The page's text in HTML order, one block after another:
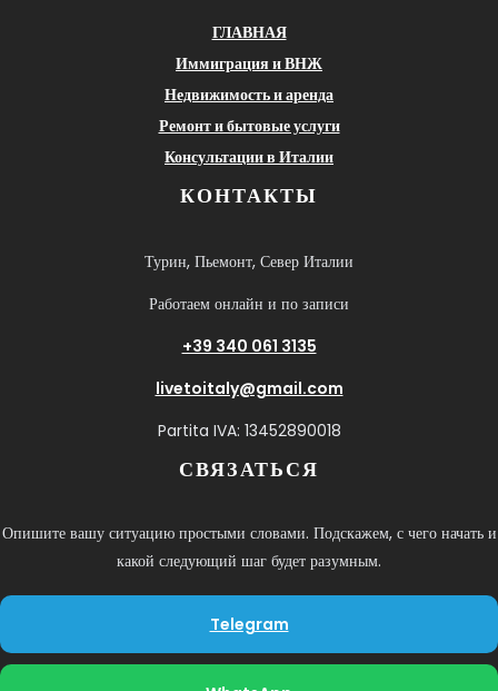
ГЛАВНАЯ
Иммиграция и ВНЖ
Недвижимость и аренда
Ремонт и бытовые услуги
Консультации в Италии
КОНТАКТЫ
Турин, Пьемонт, Север Италии
Работаем онлайн и по записи
+39 340 061 3135
livetoitaly@gmail.com
Partita IVA: 13452890018
СВЯЗАТЬСЯ
Опишите вашу ситуацию простыми словами. Подскажем, с чего начать и
какой следующий шаг будет разумным.
Telegram